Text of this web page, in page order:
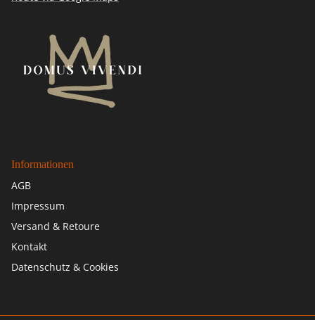
Informationen
AGB
Impressum
Versand & Retoure
Kontakt
Datenschutz & Cookies